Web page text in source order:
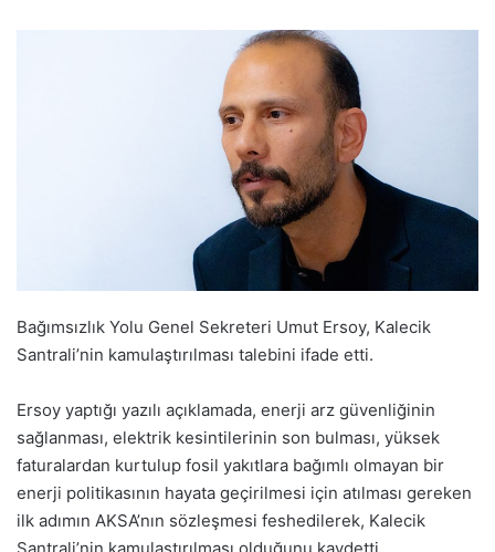
Bağımsızlık Yolu Genel Sekreteri Umut Ersoy, Kalecik
Santrali’nin kamulaştırılması talebini ifade etti.
Ersoy yaptığı yazılı açıklamada, enerji arz güvenliğinin
sağlanması, elektrik kesintilerinin son bulması, yüksek
faturalardan kurtulup fosil yakıtlara bağımlı olmayan bir
enerji politikasının hayata geçirilmesi için atılması gereken
ilk adımın AKSA’nın sözleşmesi feshedilerek, Kalecik
Santrali’nin kamulaştırılması olduğunu kaydetti.